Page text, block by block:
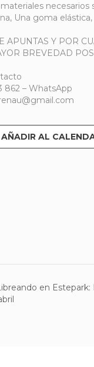
necesarios
Una goma
APUNTAS Y POR
BREVEDAD
862 – WhatsApp
AÑADIR AL
en Estepark: